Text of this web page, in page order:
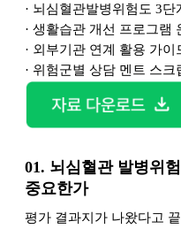
· 뇌심혈관발병위험도 3단
· 생활습관 개선 프로그램
· 외부기관 연계 활용 가이
· 위험군별 상담 멘트 스크
01. 뇌심혈관 발병위
중요한가
평가 결과지가 나왔다고